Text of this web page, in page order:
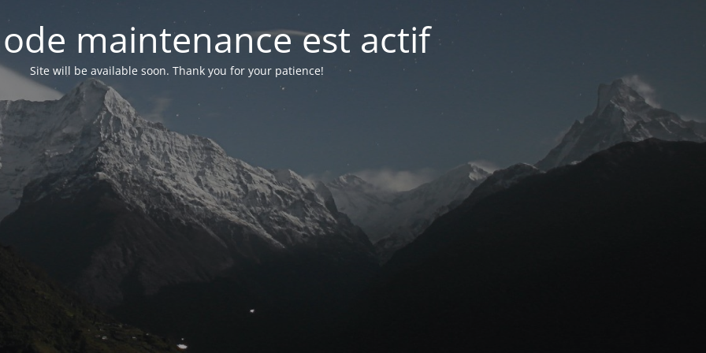
maintenance est actif
Site will be available soon. Thank you for your patience!